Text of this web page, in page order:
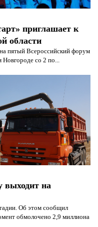
приглашает к
области
пятый Всероссийский форум
со 2 по...
выходит на
Об этом сообщил
обмолочено 2,9 миллиона